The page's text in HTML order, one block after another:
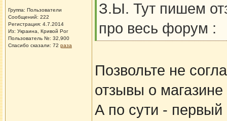
Группа: Пользователи
Сообщений: 222
Регистрация: 4.7.2014
Из: Украина, Кривой Рог
Пользователь №: 32,900
Спасибо сказали: 72 раза
З.Ы. Тут пишем
про весь форум :
Позвольте не
отзывы о магазине
А по сути -